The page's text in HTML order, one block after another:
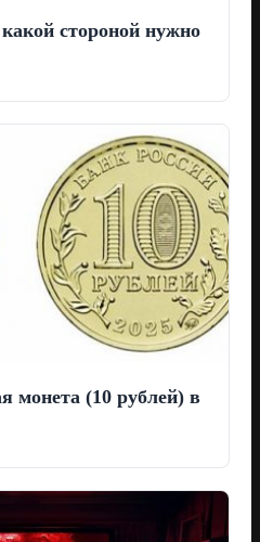
стороной нужно
монета (10 рублей) в